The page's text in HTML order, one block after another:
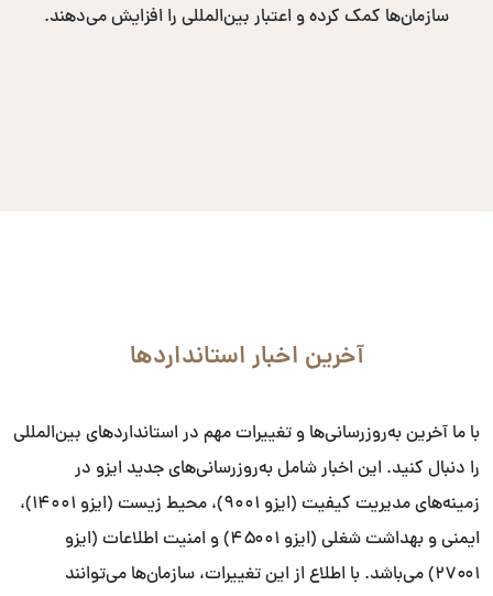
سازمان‌ها کمک کرده و اعتبار بین‌المللی را افزایش می‌دهند.
آخرین اخبار استانداردها
با ما آخرین به‌روزرسانی‌ها و تغییرات مهم در استانداردهای بین‌المللی
را دنبال کنید. این اخبار شامل به‌روزرسانی‌های جدید ایزو در
زمینه‌های مدیریت کیفیت (ایزو ۹۰۰۱)، محیط زیست (ایزو ۱۴۰۰۱)،
ایمنی و بهداشت شغلی (ایزو ۴۵۰۰۱) و امنیت اطلاعات (ایزو
۲۷۰۰۱) می‌باشد. با اطلاع از این تغییرات، سازمان‌ها می‌توانند